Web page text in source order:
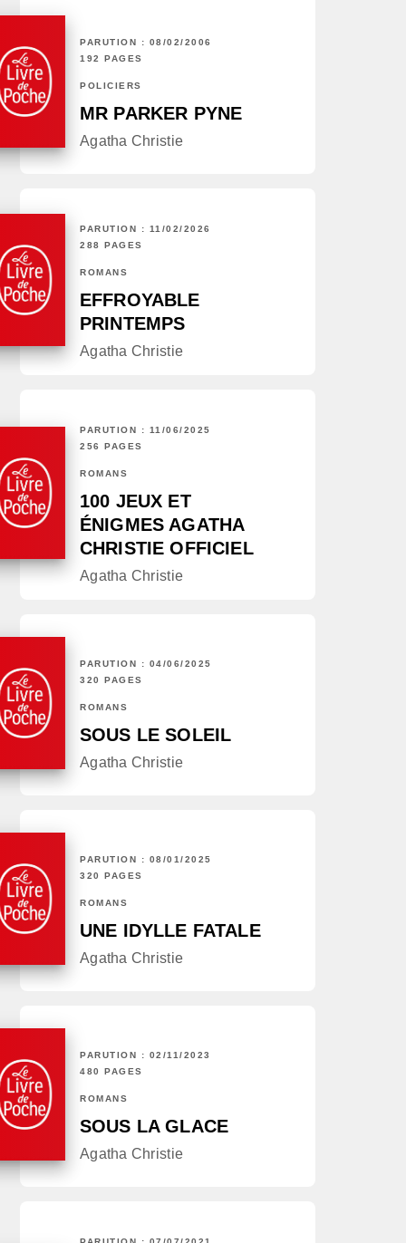
PARUTION : 08/02/2006
192 PAGES
POLICIERS
MR PARKER PYNE
Agatha Christie
PARUTION : 11/02/2026
288 PAGES
ROMANS
EFFROYABLE
PRINTEMPS
Agatha Christie
PARUTION : 11/06/2025
256 PAGES
ROMANS
100 JEUX ET
ÉNIGMES AGATHA
CHRISTIE OFFICIEL
Agatha Christie
PARUTION : 04/06/2025
320 PAGES
ROMANS
SOUS LE SOLEIL
Agatha Christie
PARUTION : 08/01/2025
320 PAGES
ROMANS
UNE IDYLLE FATALE
Agatha Christie
PARUTION : 02/11/2023
480 PAGES
ROMANS
SOUS LA GLACE
Agatha Christie